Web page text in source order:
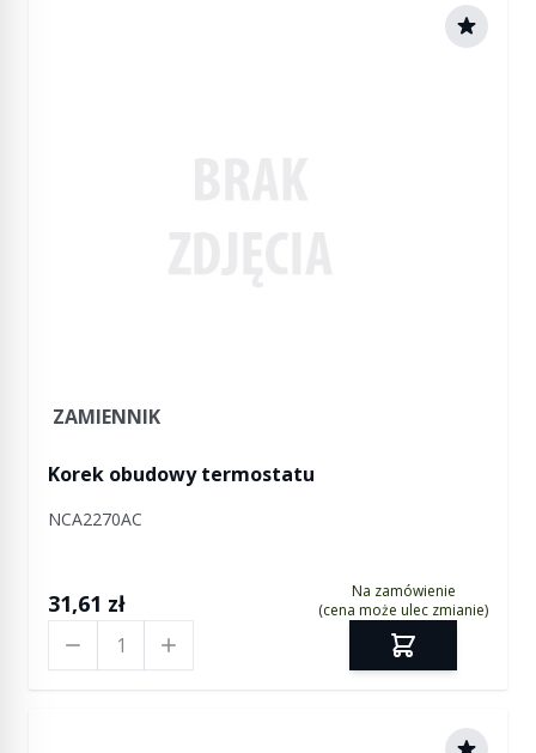
ZAMIENNIK
Korek obudowy termostatu
NCA2270AC
31,61 zł
Na zamówienie
(cena może ulec zmianie)